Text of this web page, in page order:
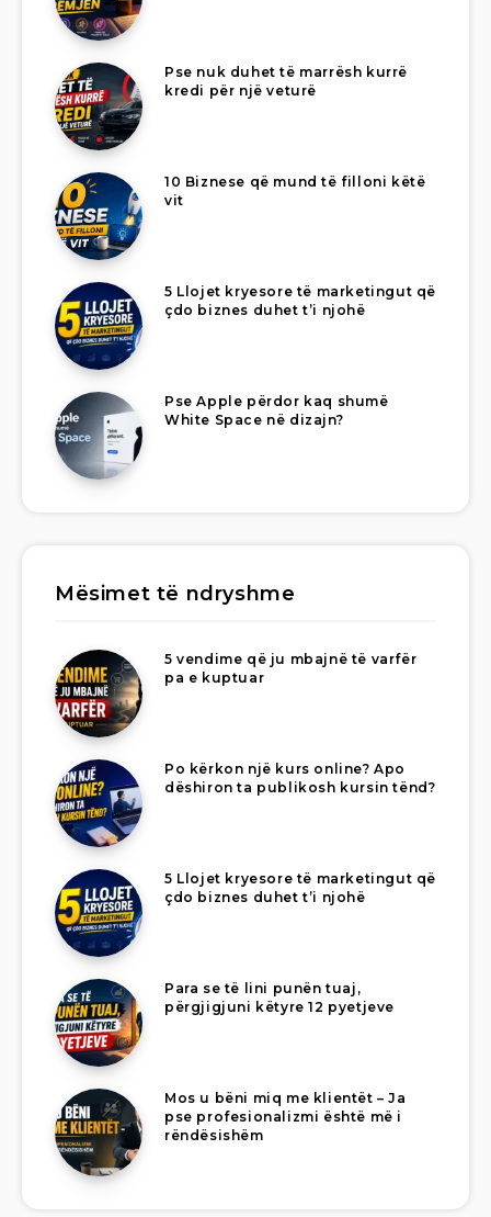
Pse nuk duhet të marrësh kurrë
kredi për një veturë
10 Biznese që mund të filloni këtë
vit
5 Llojet kryesore të marketingut që
çdo biznes duhet t’i njohë
Pse Apple përdor kaq shumë
White Space në dizajn?
Mësimet të ndryshme
5 vendime që ju mbajnë të varfër
pa e kuptuar
Po kërkon një kurs online? Apo
dëshiron ta publikosh kursin tënd?
5 Llojet kryesore të marketingut që
çdo biznes duhet t’i njohë
Para se të lini punën tuaj,
përgjigjuni këtyre 12 pyetjeve
Mos u bëni miq me klientët – Ja
pse profesionalizmi është më i
rëndësishëm